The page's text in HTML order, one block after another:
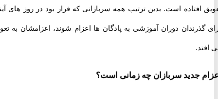
افتاده است. بدین ترتیب همه سربازانی که قرار بود در روز های آینده
دوران آموزشی به پادگان ها اعزام شوند، اعزامشان به تعویق
جدید سربازان چه زمانی است؟